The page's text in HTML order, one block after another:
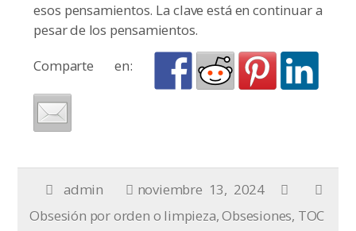
esos pensamientos. La clave está en continuar a
pesar de los pensamientos.
Comparte en:
admin
noviembre 13, 2024
Obsesión por orden o limpieza,Obsesiones, TOC